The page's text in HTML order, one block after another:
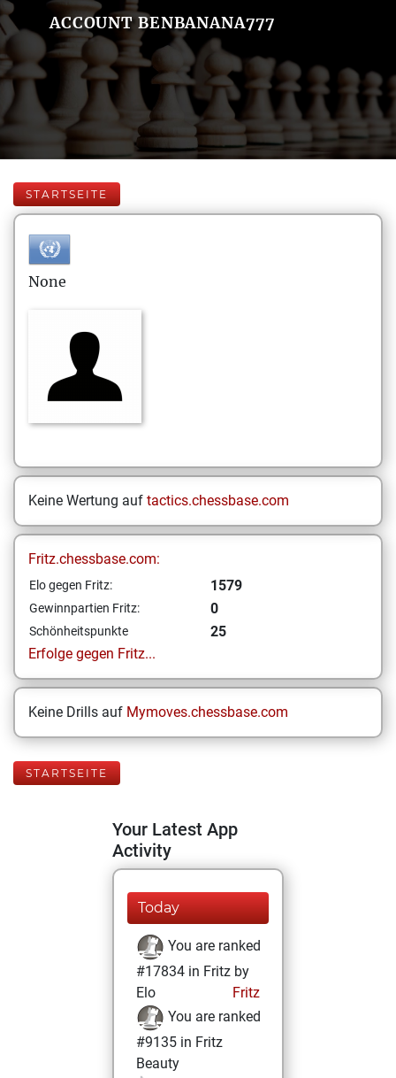
ACCOUNT BENBANANA777
STARTSEITE
None
Keine Wertung auf tactics.chessbase.com
Fritz.chessbase.com:
Elo gegen Fritz: 1579
Gewinnpartien Fritz: 0
Schönheitspunkte
25
Erfolge gegen Fritz...
Keine Drills auf Mymoves.chessbase.com
STARTSEITE
Your Latest App
Activity
Today
You are ranked
#17834 in Fritz by
Elo
Fritz
You are ranked
#9135 in Fritz
Beauty